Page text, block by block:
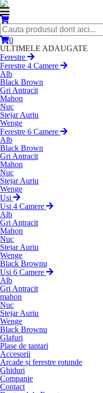
0
ULTIMELE ADAUGATE
Ferestre
Ferestre 4 Camere
Alb
Black Brown
Gri Antracit
Mahon
Nuc
Stejar Auriu
Wenge
Ferestre 6 Camere
Alb
Black Brown
Gri Antracit
Mahon
Nuc
Stejar Auriu
Wenge
Usi
Usi 4 Camere
Alb
Gri Antracit
Mahon
Nuc
Stejar Auriu
Wenge
Black Brownu
Usi 6 Camere
Alb
Gri Antracit
mahon
Nuc
Stejar Auriu
Wenge
Black Brownu
Glafuri
Plase de tantari
Accesorii
Arcade și ferestre rotunde
Ghiduri
Companie
Contact